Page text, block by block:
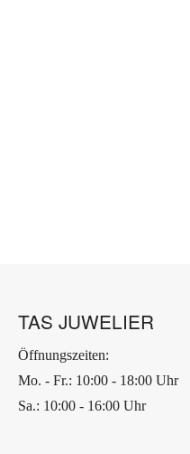
TAS JUWELIER
Öffnungszeiten:
Mo. - Fr.: 10:00 - 18:00 Uhr
Sa.: 10:00 - 16:00 Uhr